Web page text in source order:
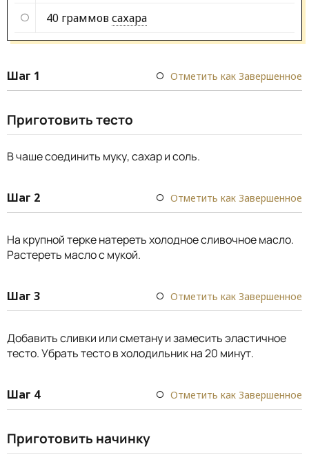
40 граммовсахара
Шаг 1 Отметить как Завершенное
Приготовить тесто
В чаше соединить муку, сахар и соль.
Шаг 2 Отметить как Завершенное
На крупной терке натереть холодное сливочное масло.
Растереть масло с мукой.
Шаг 3 Отметить как Завершенное
Добавить сливки или сметану и замесить эластичное
тесто. Убрать тесто в холодильник на 20 минут.
Шаг 4 Отметить как Завершенное
Приготовить начинку